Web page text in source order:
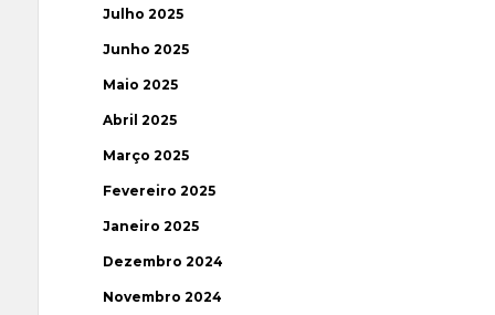
Julho 2025
Junho 2025
Maio 2025
Abril 2025
Março 2025
Fevereiro 2025
Janeiro 2025
Dezembro 2024
Novembro 2024